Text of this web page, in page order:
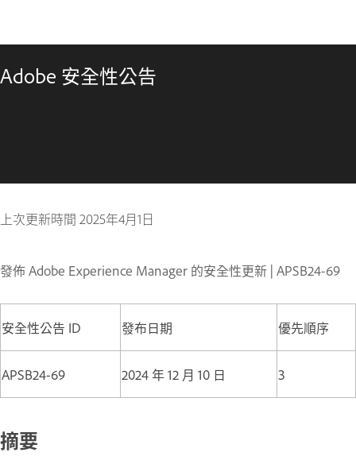
Adobe 安全性公告
上次更新時間 2025年4月1日
發佈 Adobe Experience Manager 的安全性更新 | APSB24-69
安全性公告 ID 發布日期 優先順序
APSB24-69 2024 年 12 月 10 日 3
摘要